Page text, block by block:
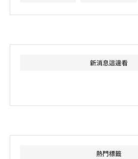
新消息這邊看
熱門標籤